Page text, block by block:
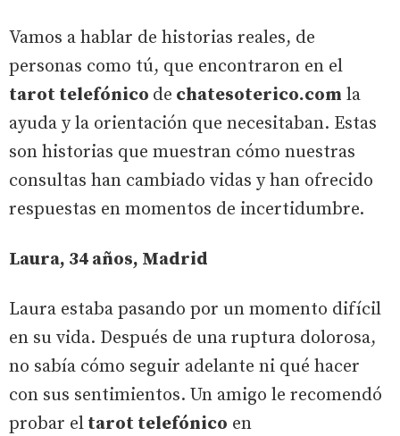
Vamos a hablar de historias reales, de
personas como tú, que encontraron en el
tarot telefónico de chatesoterico.com la
ayuda y la orientación que necesitaban. Estas
son historias que muestran cómo nuestras
consultas han cambiado vidas y han ofrecido
respuestas en momentos de incertidumbre.
Laura, 34 años, Madrid
Laura estaba pasando por un momento difícil
en su vida. Después de una ruptura dolorosa,
no sabía cómo seguir adelante ni qué hacer
con sus sentimientos. Un amigo le recomendó
probar el tarot telefónico en